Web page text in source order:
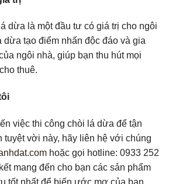
dừa là một đầu tư có giá trị cho ngôi
dừa tạo điểm nhấn độc đáo và gia
ngôi nhà, giúp bạn thu hút mọi
thuê.
việc thi công chòi lá dừa để tận
vời này, hãy liên hệ với chúng
hoặc gọi hotline: 0933 252
mang đến cho bạn các sản phẩm
tốt nhất để biến ước mơ của bạn